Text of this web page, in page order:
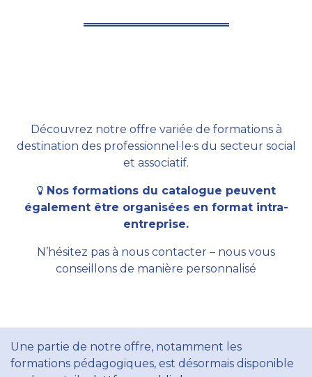
Découvrez notre offre variée de formations à
destination des professionnel·le·s du secteur social
et associatif.
Nos formations du catalogue peuvent
également être organisées en format intra-
entreprise.
N’hésitez pas à nous contacter – nous vous
conseillons de manière personnalisé
Une partie de notre offre, notamment les
formations pédagogiques, est désormais disponible